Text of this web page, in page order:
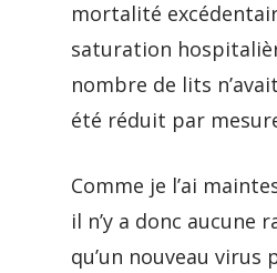
mortalité
saturation
nombre de lits
été réduit par
Comme je l’ai
il n’y a donc aucune
qu’un nouveau virus